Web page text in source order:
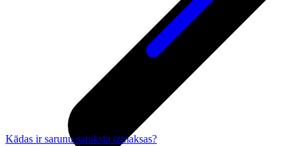
Kādas ir sarunu saraksta izmaksas?